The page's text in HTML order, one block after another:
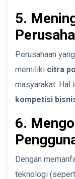
5.
Perusahaan
memiliki citra
masyarakat. Hal
kompetisi
6.
Dengan
teknologi